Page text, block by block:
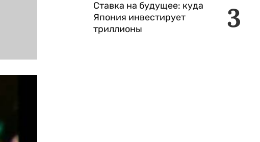
3
Ставка на будущее: куда
Япония инвестирует
триллионы